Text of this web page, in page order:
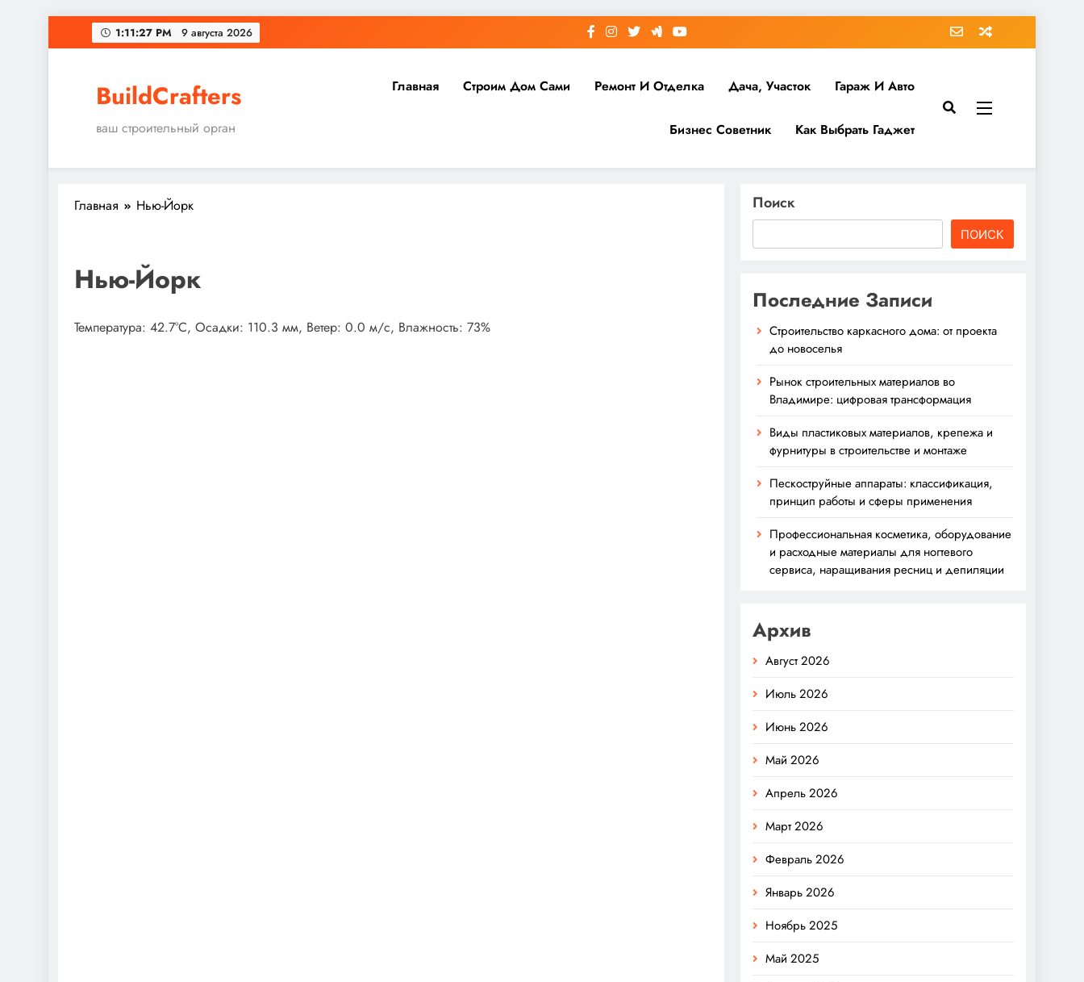
Перейти
к
1:11:27 PM 9 августа 2026
BuildCrafters
ваш строительный орган
Главная Строим Дом Сами Ремонт И Отделка Дача, Участок Гараж И Авто
Бизнес Советник Как Выбрать Гаджет
Главная Нью-Йорк
Нью-Йорк
Температура: 42.7°C, Осадки: 110.3 мм, Ветер: 0.0 м/с, Влажность: 73%
Поиск
ПОИСК
Последние Записи
Строительство каркасного дома: от проекта
до новоселья
Рынок строительных материалов во
Владимире: цифровая трансформация
Виды пластиковых материалов, крепежа и
фурнитуры в строительстве и монтаже
Пескоструйные аппараты: классификация,
принцип работы и сферы применения
Профессиональная косметика, оборудование
и расходные материалы для ногтевого
сервиса, наращивания ресниц и депиляции
Архив
Август 2026
Июль 2026
Июнь 2026
Май 2026
Апрель 2026
Март 2026
Февраль 2026
Январь 2026
Ноябрь 2025
Май 2025